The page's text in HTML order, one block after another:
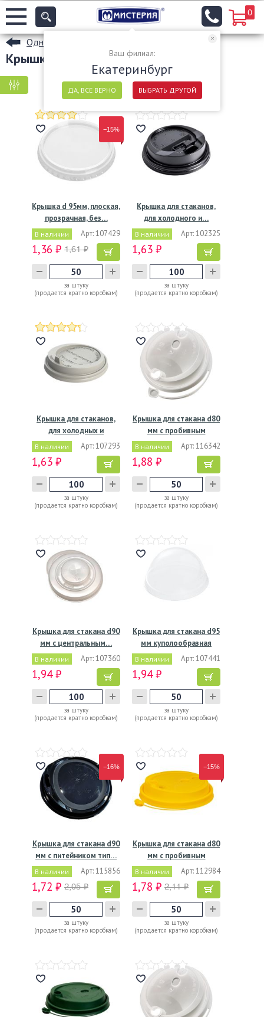
Ваш филиал:
Екатеринбург
ДА, ВСЕ ВЕРНО ВЫБРАТЬ ДРУГОЙ
0
Одноразовые стаканы
Крышки для стаканов
−15%
Крышка d 95мм, плоская,
прозрачная, без…
В наличии Арт: 107429
1,36 ₽ 1,61 ₽
за штуку
(продается кратно коробкам)
Крышка для стаканов,
для холодного и…
В наличии Арт: 102325
1,63 ₽
за штуку
(продается кратно коробкам)
Крышка для стаканов,
для холодных и
горячих…
В наличии Арт: 107293
1,63 ₽
за штуку
(продается кратно коробкам)
Крышка для стакана d80
мм с пробивным
слотом…
В наличии Арт: 116342
1,88 ₽
за штуку
(продается кратно коробкам)
Крышка для стакана d90
мм с центральным…
В наличии Арт: 107360
1,94 ₽
за штуку
(продается кратно коробкам)
Крышка для стакана d95
мм куполообразная
без…
В наличии Арт: 107441
1,94 ₽
за штуку
(продается кратно коробкам)
−16%
Крышка для стакана d90
мм с питейником тип…
В наличии Арт: 115856
1,72 ₽ 2,05 ₽
за штуку
(продается кратно коробкам)
−15%
Крышка для стакана d80
мм с пробивным
слотом…
В наличии Арт: 112984
1,78 ₽ 2,11 ₽
за штуку
(продается кратно коробкам)